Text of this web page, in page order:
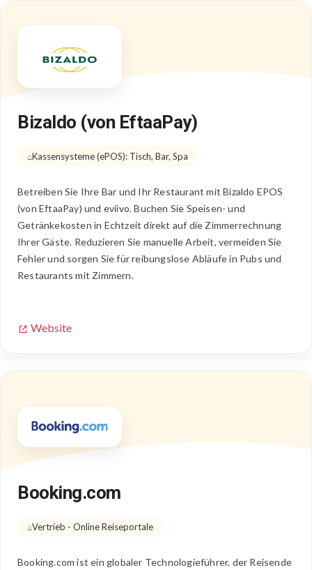
Bizaldo (von EftaaPay)
Kassensysteme (ePOS): Tisch, Bar, Spa
Betreiben Sie Ihre Bar und Ihr Restaurant mit Bizaldo EPOS
(von EftaaPay) und eviivo. Buchen Sie Speisen- und
Getränkekosten in Echtzeit direkt auf die Zimmerrechnung
Ihrer Gäste. Reduzieren Sie manuelle Arbeit, vermeiden Sie
Fehler und sorgen Sie für reibungslose Abläufe in Pubs und
Restaurants mit Zimmern.
Website
Booking.com
Vertrieb - Online Reiseportale
Booking.com ist ein globaler Technologieführer, der Reisende